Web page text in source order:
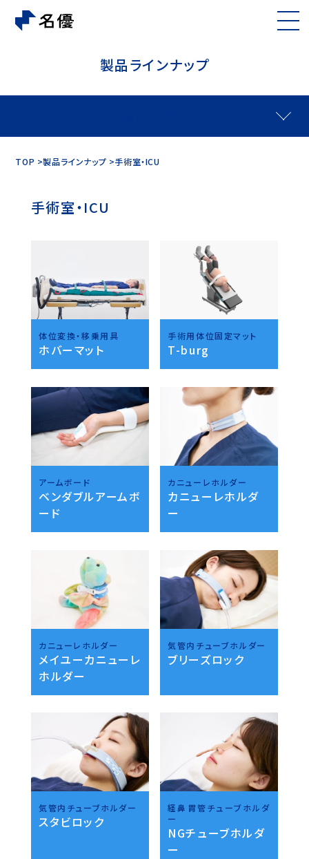
製品ラインナップ
TOP 製品ラインナップ 手術室・ICU
手術室・ICU
体位変換・移乗用具
ホバーマット
手術用体位固定マット
T-burg
アームボード
ベンダブルアームボ
ード
カニューレホルダー
カニューレホルダ
ー
カニューレホルダー
メイユーカニューレ
ホルダー
気管内チューブホルダー
ブリーズロック
気管内チューブホルダー
スタビロック
経鼻胃管チューブホルダ
ー
NGチューブホルダ
ー